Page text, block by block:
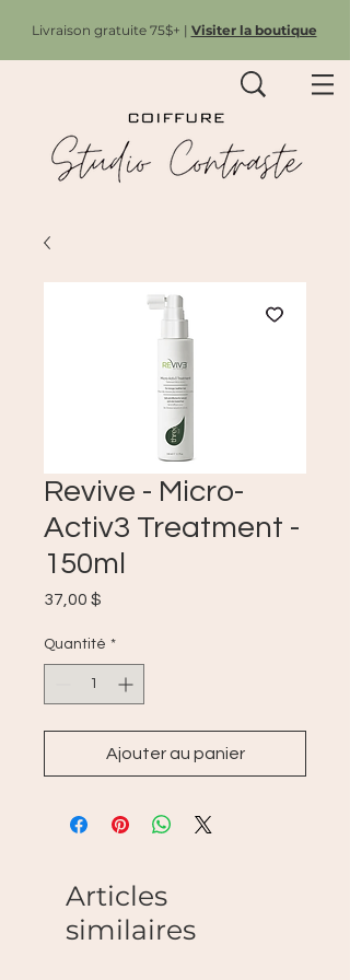
Livraison gratuite 75$+ | Visiter la boutique
Revive - Micro-
Activ3 Treatment -
150ml
37,00 $
Quantité *
Ajouter au panier
Articles
similaires